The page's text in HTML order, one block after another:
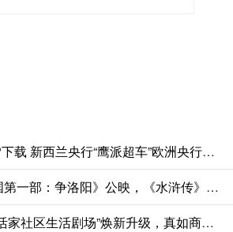
股票配资手续费APP下载 新西兰央行“鹰派超车”欧洲央行！利差扩大或助力新西兰元兑欧元升至一年高位
线上配资平台 《三国第一部：争洛阳》公映，《水浒传》改编动画电影也在路上了
牛人网配资平台 “森活家社区生活剧场”焕新升级，真如商圈迎新进展